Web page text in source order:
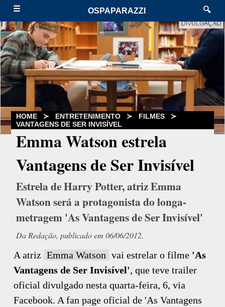
☰ OSPAPARAZZI 🔍
DIVULGAÇÃO
HOME ≻ ENTRETENIMENTO ≻ FILMES
≻
VANTAGENS DE SER INVISÍVEL
Emma Watson estrela
Vantagens de Ser Invisível
Estrela de Harry Potter, atriz Emma
Watson será a protagonista do longa-
metragem 'As Vantagens de Ser Invisível'
Da Redação, publicado em 06/06/2012.
A atriz Emma Watson vai estrelar o filme 'As
Vantagens de Ser Invisível', que teve trailer
oficial divulgado nesta quarta-feira, 6, via
Facebook. A fan page oficial de 'As Vantagens